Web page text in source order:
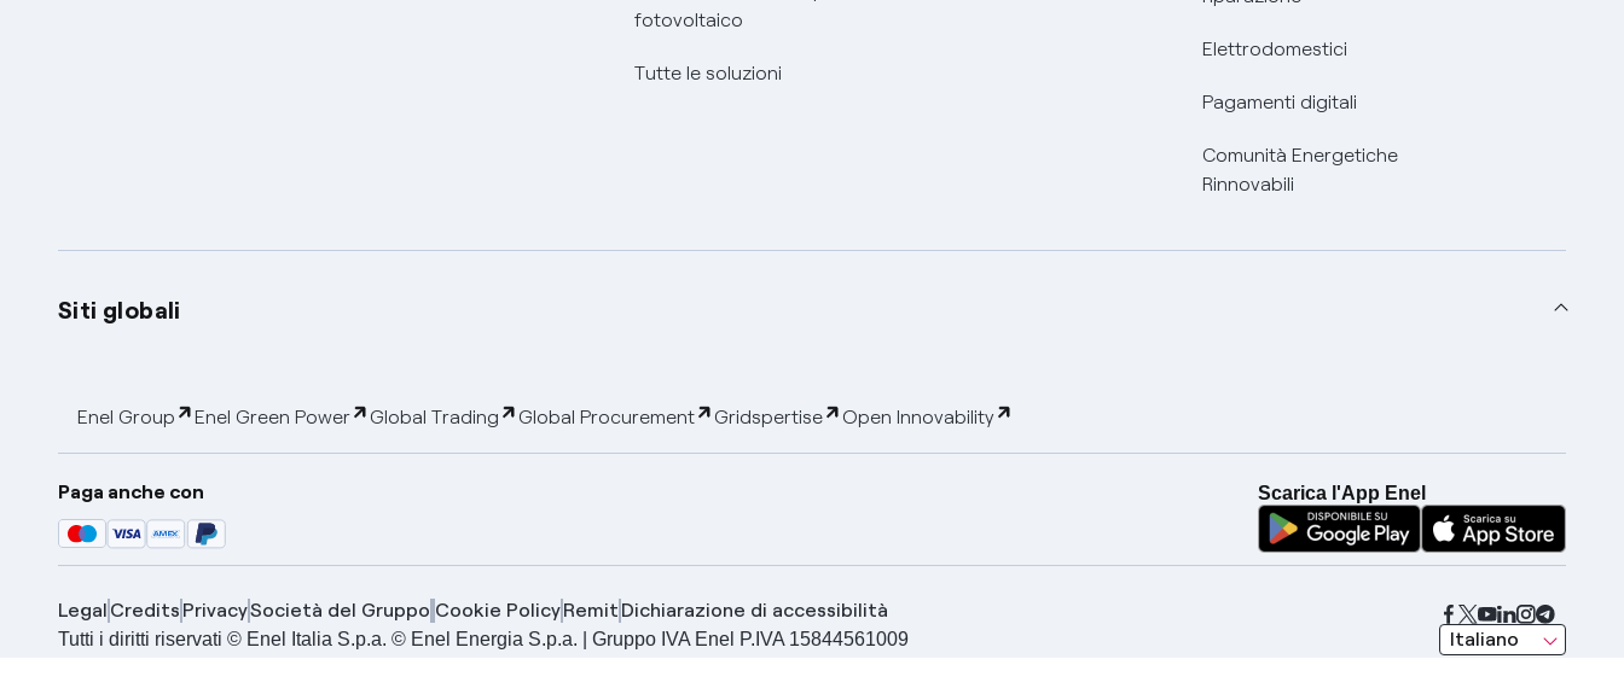
fotovoltaico
Tutte le soluzioni
Elettrodomestici
Pagamenti digitali
Comunità Energetiche
Rinnovabili
Siti globali
Enel Group Enel Green Power Global Trading Global Procurement Gridspertise Open Innovability
Paga anche con Scarica l'App Enel
Italiano
seleziona una
Legal Credits PrivacySocietà del Gruppo Cookie PolicyRemit Dichiarazione di accessibilità
Tutti i diritti riservati © Enel Italia S.p.a. © Enel Energia S.p.a. | Gruppo IVA Enel P.IVA 15844561009